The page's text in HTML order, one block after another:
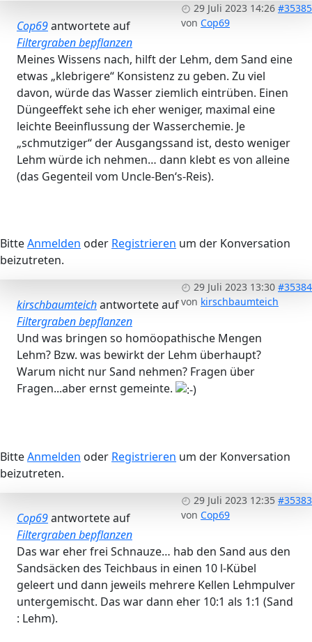
29 Juli 2023 14:26 #35385
von Cop69
Cop69antwortete auf
Filtergraben bepflanzen
Meines Wissens nach, hilft der Lehm, dem Sand eine
etwas „klebrigere“ Konsistenz zu geben. Zu viel
davon, würde das Wasser ziemlich eintrüben. Einen
Düngeeffekt sehe ich eher weniger, maximal eine
leichte Beeinflussung der Wasserchemie. Je
„schmutziger“ der Ausgangssand ist, desto weniger
Lehm würde ich nehmen… dann klebt es von alleine
(das Gegenteil vom Uncle-Ben‘s-Reis).
BitteAnmelden oder Registrieren um der Konversation
beizutreten.
29 Juli 2023 13:30 #35384
von kirschbaumteich
kirschbaumteichantwortete auf
Filtergraben bepflanzen
Und was bringen so homöopathische Mengen
Lehm? Bzw. was bewirkt der Lehm überhaupt?
Warum nicht nur Sand nehmen? Fragen über
Fragen...aber ernst gemeinte.
BitteAnmelden oder Registrieren um der Konversation
beizutreten.
29 Juli 2023 12:35 #35383
von Cop69
Cop69antwortete auf
Filtergraben bepflanzen
Das war eher frei Schnauze… hab den Sand aus den
Sandsäcken des Teichbaus in einen 10 l-Kübel
geleert und dann jeweils mehrere Kellen Lehmpulver
untergemischt. Das war dann eher 10:1 als 1:1 (Sand
: Lehm).